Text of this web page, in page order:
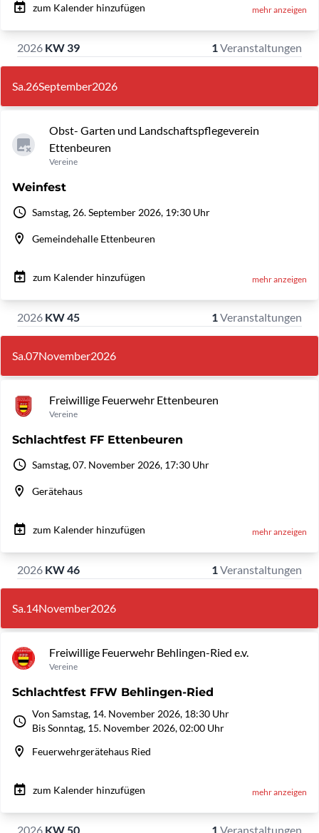
zum Kalender hinzufügen mehr anzeigen
2026 KW 39 1Veranstaltungen
Sa.26September2026
Obst- Garten und Landschaftspflegeverein
Ettenbeuren
Vereine
Weinfest
Samstag, 26. September 2026, 19:30 Uhr
Gemeindehalle Ettenbeuren
zum Kalender hinzufügen mehr anzeigen
2026 KW 45 1Veranstaltungen
Sa.07November2026
Freiwillige Feuerwehr Ettenbeuren
Vereine
Schlachtfest FF Ettenbeuren
Samstag, 07. November 2026, 17:30 Uhr
Gerätehaus
zum Kalender hinzufügen mehr anzeigen
2026 KW 46 1Veranstaltungen
Sa.14November2026
Freiwillige Feuerwehr Behlingen-Ried e.v.
Vereine
Schlachtfest FFW Behlingen-Ried
Von Samstag, 14. November 2026, 18:30 Uhr
Bis Sonntag, 15. November 2026, 02:00 Uhr
Feuerwehrgerätehaus Ried
zum Kalender hinzufügen mehr anzeigen
2026 KW 50 1 Veranstaltungen